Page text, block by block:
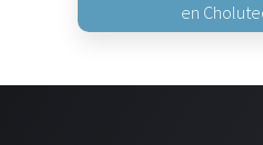
en